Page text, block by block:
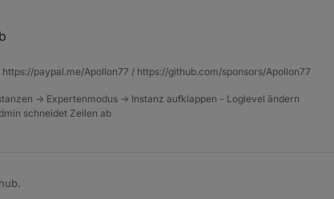
paypal.me/Apollon77 / https://github.com/sponsors/Apollon77
-> Expertenmodus -> Instanz aufklappen - Loglevel ändern
schneidet Zeilen ab